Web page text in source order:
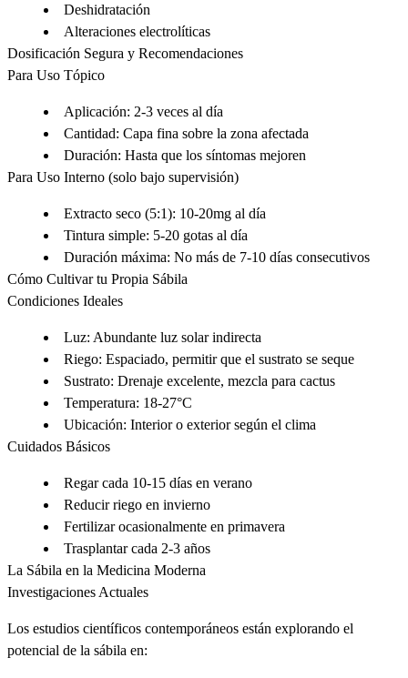
Deshidratación
Alteraciones electrolíticas
Dosificación Segura y Recomendaciones
Para Uso Tópico
Aplicación: 2-3 veces al día
Cantidad: Capa fina sobre la zona afectada
Duración: Hasta que los síntomas mejoren
Para Uso Interno (solo bajo supervisión)
Extracto seco (5:1): 10-20mg al día
Tintura simple: 5-20 gotas al día
Duración máxima: No más de 7-10 días consecutivos
Cómo Cultivar tu Propia Sábila
Condiciones Ideales
Luz: Abundante luz solar indirecta
Riego: Espaciado, permitir que el sustrato se seque
Sustrato: Drenaje excelente, mezcla para cactus
Temperatura: 18-27°C
Ubicación: Interior o exterior según el clima
Cuidados Básicos
Regar cada 10-15 días en verano
Reducir riego en invierno
Fertilizar ocasionalmente en primavera
Trasplantar cada 2-3 años
La Sábila en la Medicina Moderna
Investigaciones Actuales
Los estudios científicos contemporáneos están explorando el
potencial de la sábila en: